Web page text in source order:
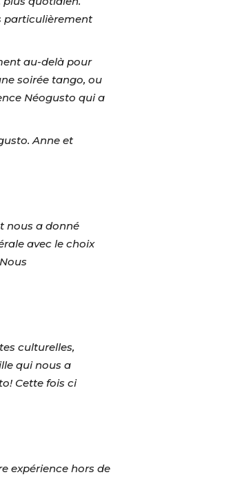
particulièrement
au-delà pour
soirée tango, ou
Néogusto qui a
Anne et
nous a donné
avec le choix
culturelles,
qui nous a
Cette fois ci
expérience hors de